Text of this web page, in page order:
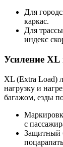
Для
каркас.
Для
индекс
Усиление XL
XL (Extra Load)
нагрузку и
багажом, езды
с
Защитный